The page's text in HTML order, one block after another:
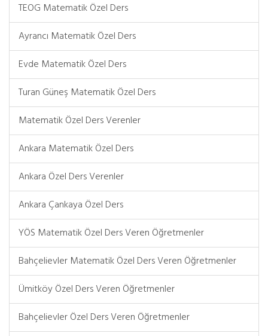
TEOG Matematik Özel Ders
Ayrancı Matematik Özel Ders
Evde Matematik Özel Ders
Turan Güneş Matematik Özel Ders
Matematik Özel Ders Verenler
Ankara Matematik Özel Ders
Ankara Özel Ders Verenler
Ankara Çankaya Özel Ders
YÖS Matematik Özel Ders Veren Öğretmenler
Bahçelievler Matematik Özel Ders Veren Öğretmenler
Ümitköy Özel Ders Veren Öğretmenler
Bahçelievler Özel Ders Veren Öğretmenler